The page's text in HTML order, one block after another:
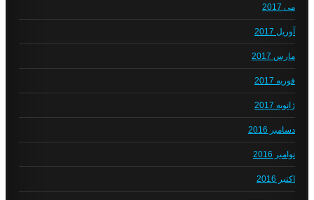
می 2017
آوریل 2017
مارس 2017
فوریه 2017
ژانویه 2017
دسامبر 2016
نوامبر 2016
اکتبر 2016